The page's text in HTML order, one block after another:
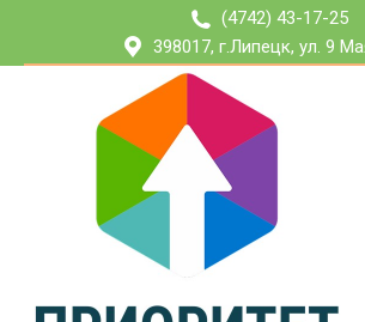
(4742) 43-17-25
398017, г.Липецк, ул. 9